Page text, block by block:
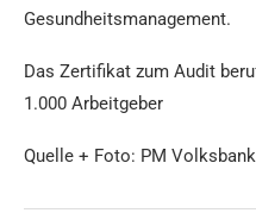
Gesundheitsmanagement.
Das Zertifikat zum Audit
1.000 Arbeitgeber
Quelle + Foto: PM